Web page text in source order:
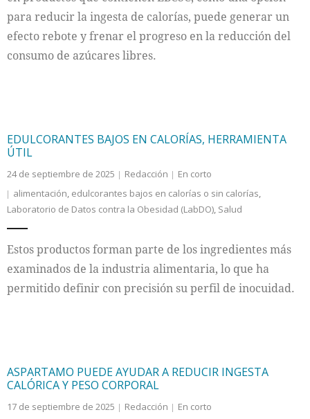
para reducir la ingesta de calorías, puede generar un
efecto rebote y frenar el progreso en la reducción del
consumo de azúcares libres.
EDULCORANTES BAJOS EN CALORÍAS, HERRAMIENTA
ÚTIL
24 de septiembre de 2025 Redacción
En corto
alimentación, edulcorantes bajos en calorías o sin calorías,
Laboratorio de Datos contra la Obesidad (LabDO), Salud
Estos productos forman parte de los ingredientes más
examinados de la industria alimentaria, lo que ha
permitido definir con precisión su perfil de inocuidad.
ASPARTAMO PUEDE AYUDAR A REDUCIR INGESTA
CALÓRICA Y PESO CORPORAL
17 de septiembre de 2025 Redacción
En corto